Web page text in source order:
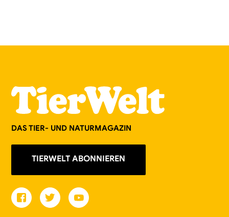
DAS TIER- UND NATURMAGAZIN
TIERWELT ABONNIEREN